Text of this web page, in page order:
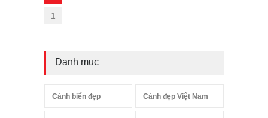
1
Danh mục
Cảnh biển đẹp Cảnh đẹp Việt Nam